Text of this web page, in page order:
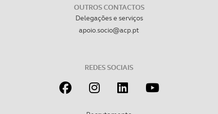
OUTROS CONTACTOS
Delegações e serviços
apoio.socio@acp.pt
REDES SOCIAIS